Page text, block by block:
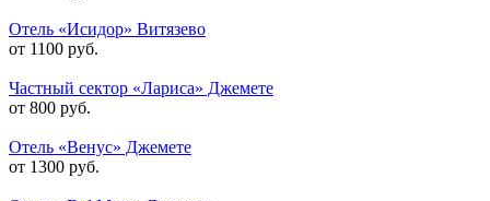
Отель «Исидор» Витязево
от 1100 руб.
Частный сектор «Лариса» Джемете
от 800 руб.
Отель «Венус» Джемете
от 1300 руб.